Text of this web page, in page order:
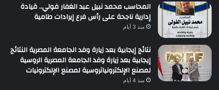
المحاسب محمد نبيل عبد الغفار فولي.. قيادة
إدارية ناجحة على رأس فرع إيرادات طامية
منذ 3 أيام
نتائج إيجابية بعد زيارة وفد الجامعة المصرية النتائج
إيجابية بعد زيارة وفد الجامعة المصرية الروسية
لمصنع الإلكترونياتروسية لمصنع الإلكترونيات
منذ 4 أيام